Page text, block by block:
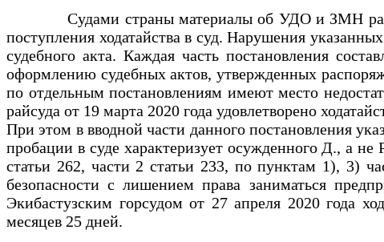
Судами страны материалы об УДО и ЗМН
поступления ходатайства в суд. Нарушения
судебного акта. Каждая часть постановления
оформлению судебных актов, утвержденных
по отдельным постановлениям имеют место
райсуда от 19 марта 2020 года удовлетворено
При этом в вводной части данного постановления
пробации в суде характеризует осужденного Д., а
статьи 262, части 2 статьи 233, по пунктам 1), 3)
безопасности с лишением права заниматься
Экибастузским горсудом от 27 апреля 2020 года
месяцев 25 дней.